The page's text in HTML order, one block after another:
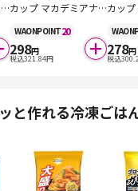
1カップ マカデミアナ
WAONPOINT20
298円
税込321.84円
カッ
WAON
278円
税込
と作れる冷凍ごは